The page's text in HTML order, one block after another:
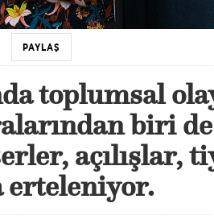
PAYLAŞ
toplumsal
biri
açılışlar,
erteleniyor.